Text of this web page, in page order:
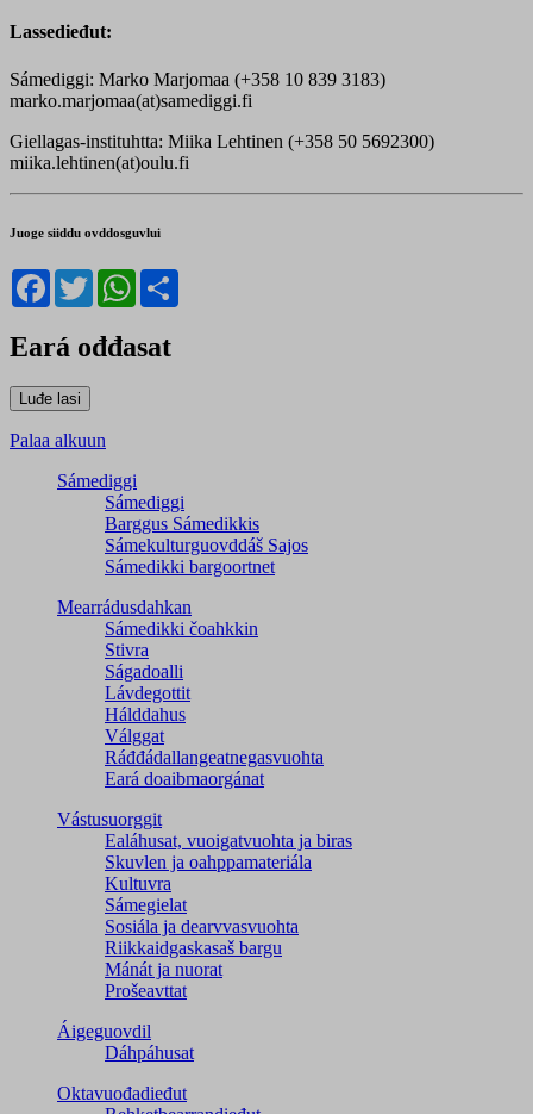
Lassedieđut:
Sámediggi: Marko Marjomaa (+358 10 839 3183)
marko.marjomaa(at)samediggi.fi
Giellagas-instituhtta: Miika Lehtinen (+358 50 5692300)
miika.lehtinen(at)oulu.fi
Juoge siiddu ovddosguvlui
Facebook
TwitterWhatsApp
Eará ođđasat
Palaa alkuun
Sámediggi
Sámediggi
Barggus Sámedikkis
Sámekulturguovddáš Sajos
Sámedikki bargoortnet
Mearrádusdahkan
Sámedikki čoahkkin
Stivra
Ságadoalli
Lávdegottit
Hálddahus
Válggat
Ráđđádallangeatnegas­vuohta
Eará doaibmaorgánat
Vástusuorggit
Ealáhusat, vuoigatvuohta ja biras
Skuvlen ja oahppamateriála
Kultuvra
Sámegielat
Sosiála ja dearvvasvuohta
Riikkaidgaskasaš bargu
Mánát ja nuorat
Prošeavttat
Áigeguovdil
Dáhpáhusat
Oktavuođadieđut